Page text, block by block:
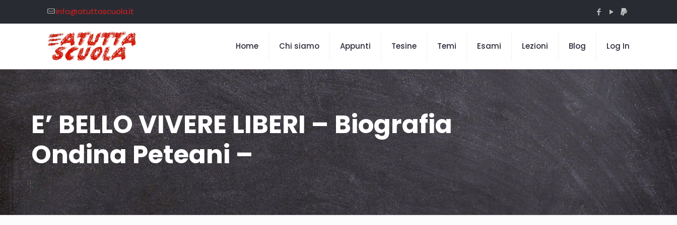
info@atuttascuola.it
Home Chi siamo Appunti Tesine Temi Esami Lezioni Blog Log In
E’ BELLO VIVERE LIBERI – Biografia
Ondina Peteani –